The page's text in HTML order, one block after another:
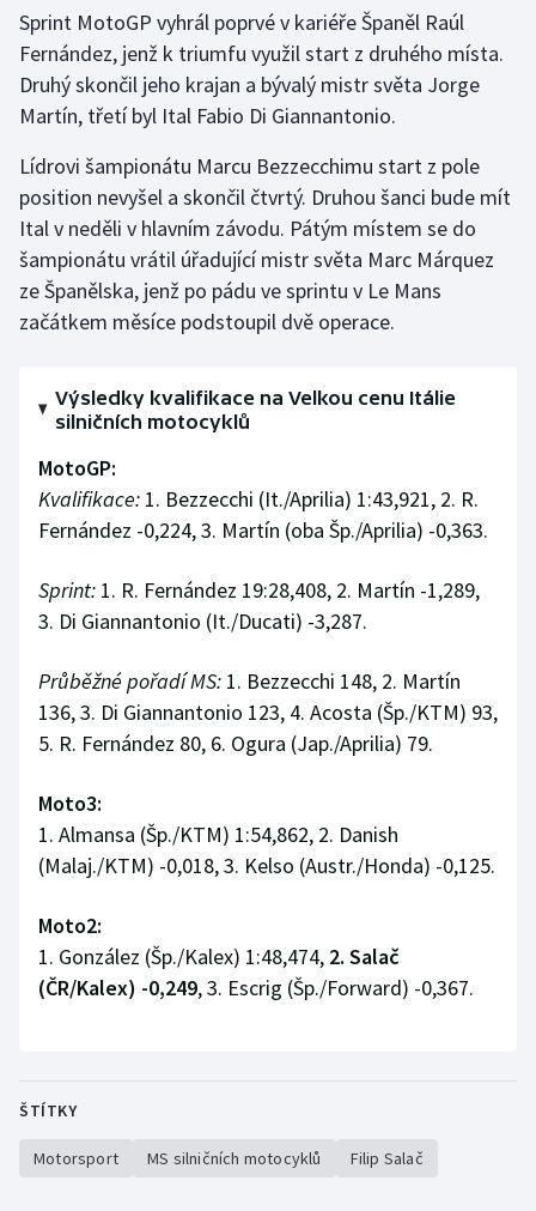
Moderní pětiboj
Motorsport
Parasport
Plavání
Plážový volejbal
Rychlostní kanoistika
Sportovní střelba
Stolní tenis
Triatlon
Vodní slalom
Ostatní
Sprint MotoGP vyhrál poprvé v kariéře Španěl Raúl
Fernández, jenž k triumfu využil start z druhého místa.
Druhý skončil jeho krajan a bývalý mistr světa Jorge
Martín, třetí byl Ital Fabio Di Giannantonio.
Lídrovi šampionátu Marcu Bezzecchimu start z pole
position nevyšel a skončil čtvrtý. Druhou šanci bude mít
Ital v neděli v hlavním závodu. Pátým místem se do
šampionátu vrátil úřadující mistr světa Marc Márquez
ze Španělska, jenž po pádu ve sprintu v Le Mans
začátkem měsíce podstoupil dvě operace.
Výsledky kvalifikace na Velkou cenu Itálie
silničních motocyklů
MotoGP:
Kvalifikace: 1. Bezzecchi (It./Aprilia) 1:43,921, 2. R.
Fernández -0,224, 3. Martín (oba Šp./Aprilia) -0,363.
Sprint: 1. R. Fernández 19:28,408, 2. Martín -1,289,
3. Di Giannantonio (It./Ducati) -3,287.
Průběžné pořadí MS: 1. Bezzecchi 148, 2. Martín
136, 3. Di Giannantonio 123, 4. Acosta (Šp./KTM) 93,
5. R. Fernández 80, 6. Ogura (Jap./Aprilia) 79.
Moto3:
1. Almansa (Šp./KTM) 1:54,862, 2. Danish
(Malaj./KTM) -0,018, 3. Kelso (Austr./Honda) -0,125.
Moto2:
1. González (Šp./Kalex) 1:48,474, 2. Salač
(ČR/Kalex) -0,249, 3. Escrig (Šp./Forward) -0,367.
ŠTÍTKY
Motorsport MS silničních motocyklů Filip Salač